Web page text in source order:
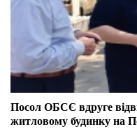
Посол ОБСЄ вдруге
житловому будинку на